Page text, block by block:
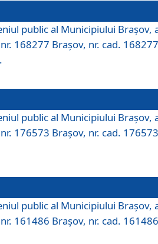
public al Municipiului Braşov,
168277 Brașov, nr. cad.
public al Municipiului Braşov,
176573 Brașov, nr. cad.
public al Municipiului Braşov,
161486 Brașov, nr. cad.